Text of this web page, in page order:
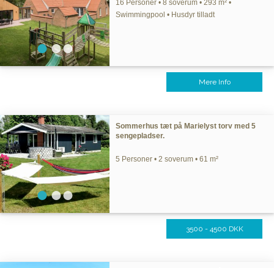
16 Personer • 8 soverum • 293 m² •
Swimmingpool • Husdyr tilladt
Mere Info
Sommerhus tæt på Marielyst torv med 5
sengepladser.
5 Personer • 2 soverum • 61 m²
3500 - 4500 DKK